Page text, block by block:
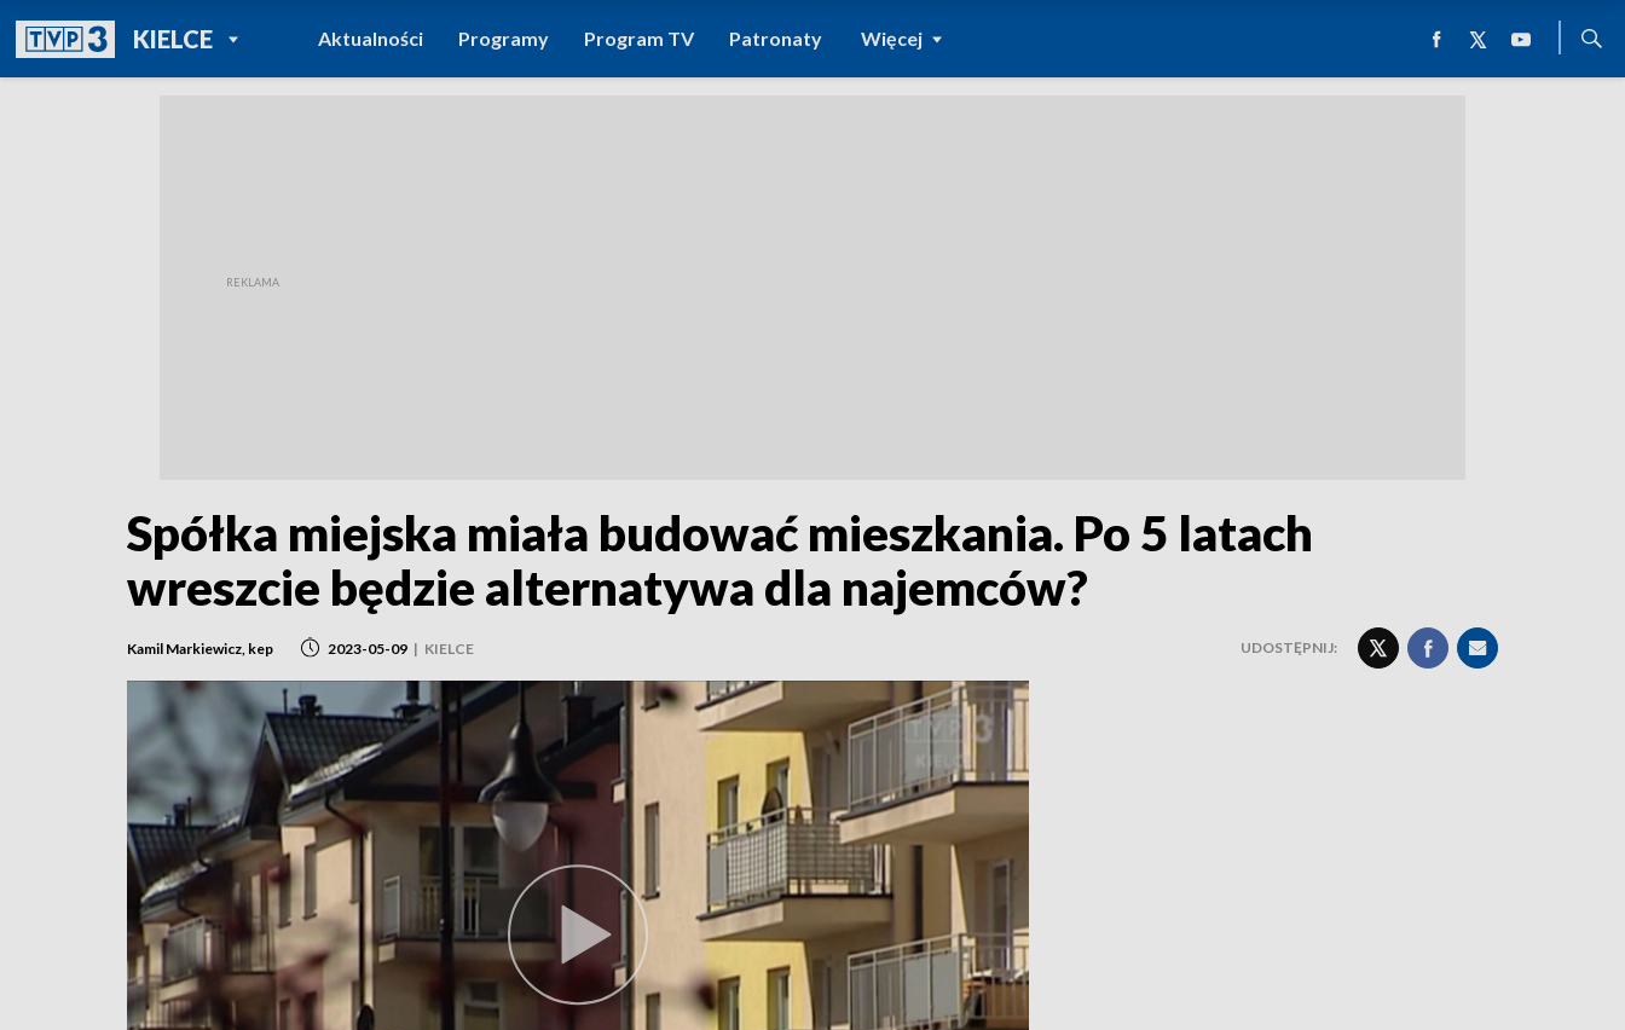
KIELCEPOWRÓT DO
TVP REGIONY
Aktualności Programy Program TV Patronaty Więcej
Spółka miejska miała budować mieszkania. Po 5 latach
wreszcie będzie alternatywa dla najemców?
Kamil Markiewicz, kep 2023-05-09 | KIELCE UDOSTĘPNIJ: